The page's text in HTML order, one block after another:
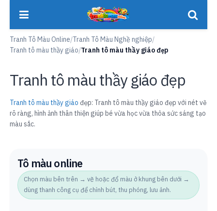
Tranh Tô Màu Online/Tranh Tô Màu Nghề nghiệp/
Tranh tô màu thầy giáo/Tranh tô màu thầy giáo đẹp
Tranh tô màu thầy giáo đẹp
Tranh tô màu thầy giáo đẹp: Tranh tô màu thầy giáo đẹp với nét vẽ
rõ ràng, hình ảnh thân thiện giúp bé vừa học vừa thỏa sức sáng tạo
màu sắc.
Tô màu online
Chọn màu bên trên → vẽ hoặc đổ màu ở khung bên dưới →
dùng thanh công cụ để chỉnh bút, thu phóng, lưu ảnh.